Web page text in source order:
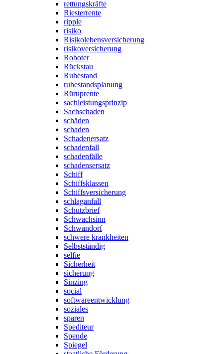
rettungskräfte
Riesterrente
ripple
risiko
Risikolebensversicherung
risikoversicherung
Roboter
Rückstau
Ruhestand
ruhestandsplanung
Rüruprente
sachleistungsprinzip
Sachschaden
schäden
schaden
Schadenersatz
schadenfall
schadenfälle
schadensersatz
Schiff
Schiffsklassen
Schiffsversicherung
schlaganfall
Schutzbrief
Schwachsinn
Schwandorf
schwere krankheiten
Selbstständig
selfie
Sicherheit
sicherung
Sinzing
social
softwareentwicklung
soziales
sparen
Spediteur
Spende
Spiegel